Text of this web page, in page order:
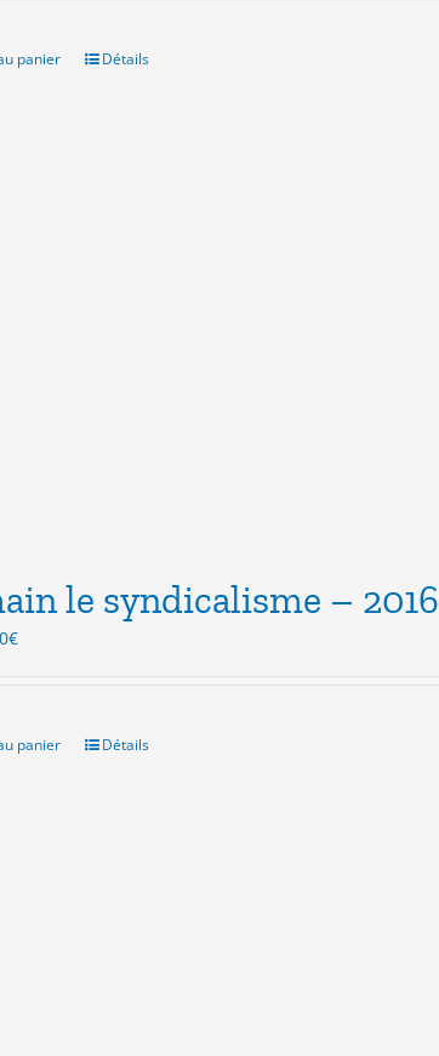
3.00€.
panier Détails
le syndicalisme – 2016
€Le
3.00€.
panier Détails